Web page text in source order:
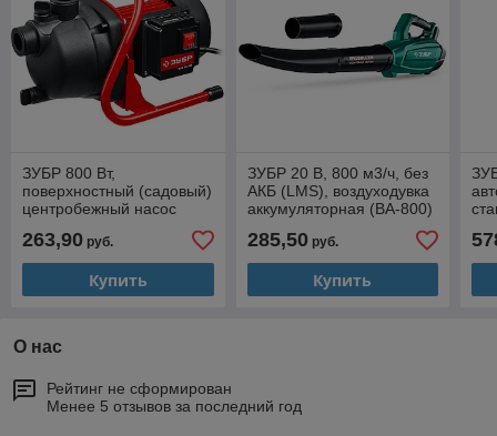
ЗУБР 800 Вт,
поверхностный (садовый)
центробежный насос
263,90 руб.
Купить
ЗУБР 20 В, 800 м3/ч, без
АКБ (LMS), воздуходувка
аккумуляторная (ВА-800)
285,50руб.
Купить
О нас
Рейтинг не сформирован
Менее 5 отзывов за последний год